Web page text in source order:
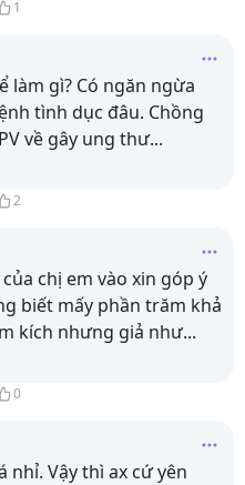
1
làm gì? Có ngăn ngừa
tình dục đâu. Chồng
về gây ung thư...
2
chị em vào xin góp ý
biết mấy phần trăm khả
kích nhưng giả như...
0
nhỉ. Vậy thì ax cứ yên